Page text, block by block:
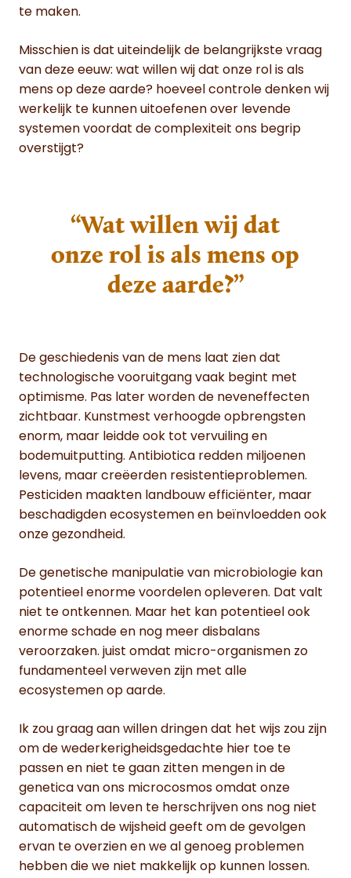
te maken.
Misschien is dat uiteindelijk de belangrijkste vraag
van deze eeuw: wat willen wij dat onze rol is als
mens op deze aarde? hoeveel controle denken wij
werkelijk te kunnen uitoefenen over levende
systemen voordat de complexiteit ons begrip
overstijgt?
“Wat willen wij dat
onze rol is als mens op
deze aarde?”
De geschiedenis van de mens laat zien dat
technologische vooruitgang vaak begint met
optimisme. Pas later worden de neveneffecten
zichtbaar. Kunstmest verhoogde opbrengsten
enorm, maar leidde ook tot vervuiling en
bodemuitputting. Antibiotica redden miljoenen
levens, maar creëerden resistentieproblemen.
Pesticiden maakten landbouw efficiënter, maar
beschadigden ecosystemen en beïnvloedden ook
onze gezondheid.
De genetische manipulatie van microbiologie kan
potentieel enorme voordelen opleveren. Dat valt
niet te ontkennen. Maar het kan potentieel ook
enorme schade en nog meer disbalans
veroorzaken. juist omdat micro-organismen zo
fundamenteel verweven zijn met alle
ecosystemen op aarde.
Ik zou graag aan willen dringen dat het wijs zou zijn
om de wederkerigheidsgedachte hier toe te
passen en niet te gaan zitten mengen in de
genetica van ons microcosmos omdat onze
capaciteit om leven te herschrijven ons nog niet
automatisch de wijsheid geeft om de gevolgen
ervan te overzien en we al genoeg problemen
hebben die we niet makkelijk op kunnen lossen.